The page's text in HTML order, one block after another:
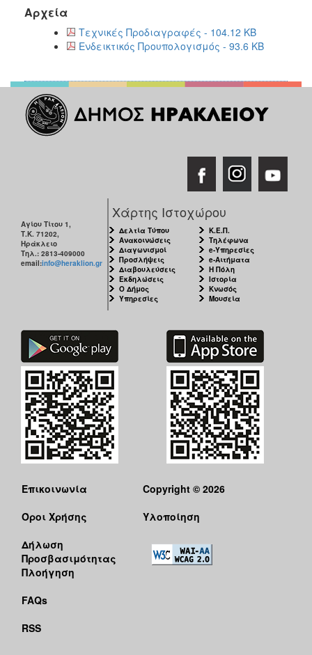
Αρχεία
Τεχνικές Προδιαγραφές - 104.12 KB
Ενδεικτικός Προυπολογισμός - 93.6 KB
Αγίου Τίτου 1,
Τ.Κ. 71202,
Ηράκλειο
Τηλ.: 2813-409000
email:info@heraklion.gr
Χάρτης Ιστοχώρου
Δελτία Τύπου
Ανακοινώσεις
Διαγωνισμοί
Προσλήψεις
Διαβουλεύσεις
Εκδηλώσεις
Ο Δήμος
Υπηρεσίες
Κ.Ε.Π.
Τηλέφωνα
e-Υπηρεσίες
e-Αιτήματα
Η Πόλη
Ιστορία
Κνωσός
Μουσεία
Επικοινωνία
Όροι Χρήσης
Δήλωση
Προσβασιμότητας
Πλοήγηση
FAQs
RSS
Copyright © 2026
Υλοποίηση